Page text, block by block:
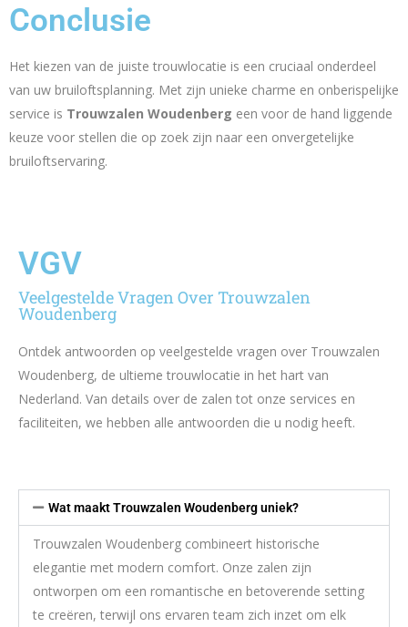
Conclusie
Het kiezen van de juiste trouwlocatie is een cruciaal onderdeel
van uw bruiloftsplanning. Met zijn unieke charme en onberispelijke
service is Trouwzalen Woudenberg een voor de hand liggende
keuze voor stellen die op zoek zijn naar een onvergetelijke
bruiloftservaring.
VGV
Veelgestelde Vragen Over Trouwzalen
Woudenberg
Ontdek antwoorden op veelgestelde vragen over Trouwzalen
Woudenberg, de ultieme trouwlocatie in het hart van
Nederland. Van details over de zalen tot onze services en
faciliteiten, we hebben alle antwoorden die u nodig heeft.
Wat maakt Trouwzalen Woudenberg uniek?
Trouwzalen Woudenberg combineert historische
elegantie met modern comfort. Onze zalen zijn
ontworpen om een romantische en betoverende setting
te creëren, terwijl ons ervaren team zich inzet om elk